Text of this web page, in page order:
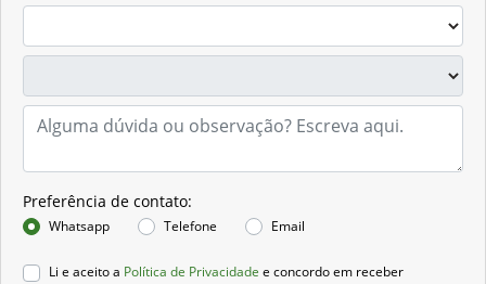
Preferência de contato:
Whatsapp Telefone Email
Li e aceito a Política de Privacidade e concordo em receber